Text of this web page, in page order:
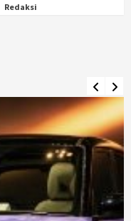
Redaksi